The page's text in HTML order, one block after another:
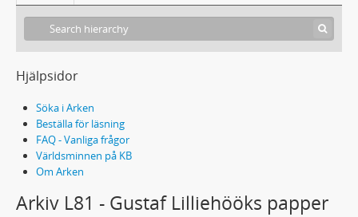
Hjälpsidor
Söka i Arken
Beställa för läsning
FAQ - Vanliga frågor
Världsminnen på KB
Om Arken
Arkiv L81 - Gustaf Lilliehööks papper